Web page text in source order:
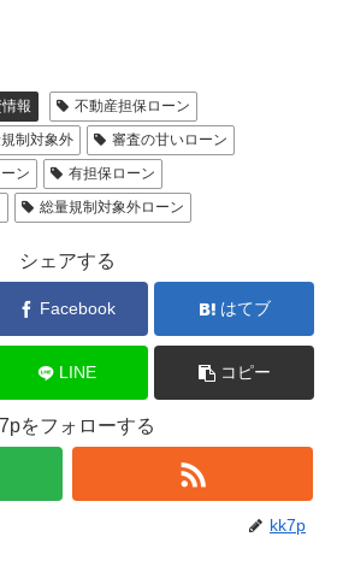
報
不動産担保ローン
制対象外
審査の甘いローン
ン
有担保ローン
総量規制対象外ローン
シェアする
Facebook はてブ
LINE コピー
をフォローする
kk7p